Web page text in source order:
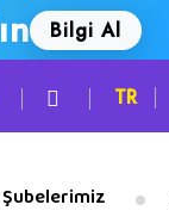
Bilgi Al
TR
Şubelerimiz